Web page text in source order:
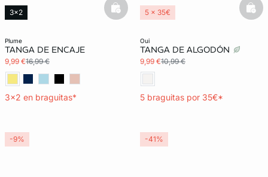
plume
TANGA DE ENCAJE
9,99 €16,99 €
3x2 en braguitas*
3x2 basketfull
oui
TANGA DE ALGODÓN
9,99 €10,99 €
5 braguitas por 35€*
5 x 35€
-9% -41%